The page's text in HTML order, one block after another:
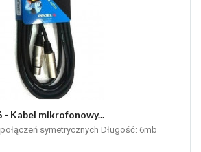
- Kabel mikrofonowy...
symetrycznych Długość: 6mb